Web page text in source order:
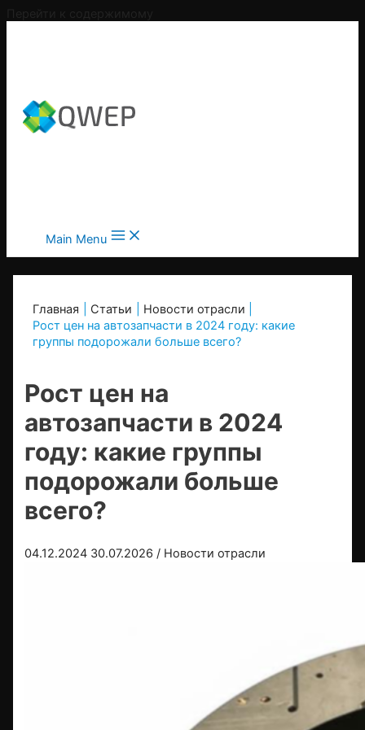
Main Menu
Главная Статьи
Новости отрасли
Рост цен на автозапчасти в 2024 году: какие
группы подорожали больше всего?
Рост цен на
автозапчасти в 2024
году: какие группы
подорожали больше
всего?
04.12.2024 30.07.2026 / Новости отрасли